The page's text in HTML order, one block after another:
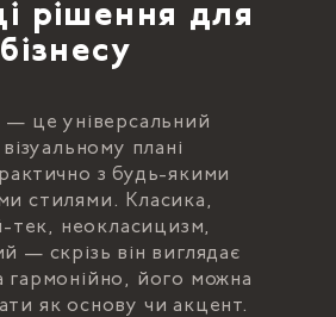
рішення для
— це універсальний
плані
з будь-якими
стилями. Класика,
тек, неокласицизм,
— скрізь він виглядає
гармонійно, його можна
як основу чи акцент.